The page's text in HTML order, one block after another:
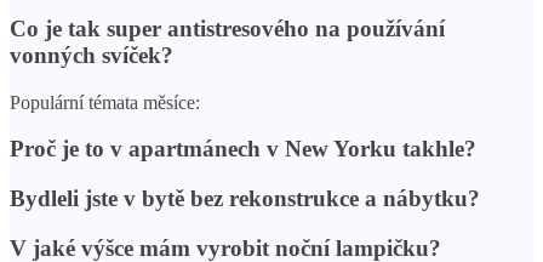
Co je tak super antistresového na používání
vonných svíček?
Populární témata měsíce:
Proč je to v apartmánech v New Yorku takhle?
Bydleli jste v bytě bez rekonstrukce a nábytku?
V jaké výšce mám vyrobit noční lampičku?